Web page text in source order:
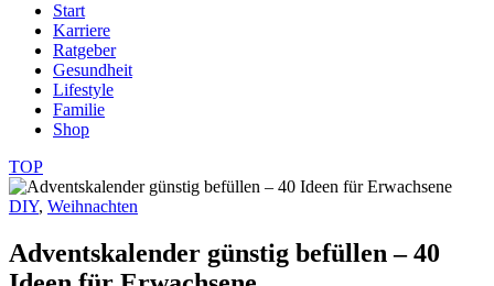
Start
Karriere
Ratgeber
Gesundheit
Lifestyle
Familie
Shop
TOP
DIY, Weihnachten
Adventskalender günstig befüllen – 40